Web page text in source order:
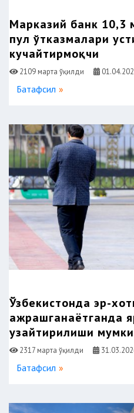
Марказий банк 10,3
пул ўтказмалари
кучайтирмоқчи
2109 марта ўқилди
Батафсил
Ўзбекистонда эр-
ажрашганаётганда
узайтирилиши
2317 марта ўқилди
Батафсил